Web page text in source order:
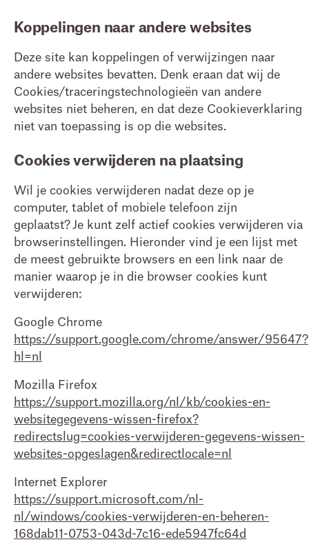
Koppelingen naar andere websites
Deze site kan koppelingen of verwijzingen naar
andere websites bevatten. Denk eraan dat wij de
Cookies/traceringstechnologieën van andere
websites niet beheren, en dat deze Cookieverklaring
niet van toepassing is op die websites.
Cookies verwijderen na plaatsing
Wil je cookies verwijderen nadat deze op je
computer, tablet of mobiele telefoon zijn
geplaatst? Je kunt zelf actief cookies verwijderen via
browserinstellingen. Hieronder vind je een lijst met
de meest gebruikte browsers en een link naar de
manier waarop je in die browser cookies kunt
verwijderen:
Google Chrome
https://support.google.com/chrome/answer/95647?
hl=nl
Mozilla Firefox
https://support.mozilla.org/nl/kb/cookies-en-
websitegegevens-wissen-firefox?
redirectslug=cookies-verwijderen-gegevens-wissen-
websites-opgeslagen&redirectlocale=nl
Internet Explorer
https://support.microsoft.com/nl-
nl/windows/cookies-verwijderen-en-beheren-
168dab11-0753-043d-7c16-ede5947fc64d